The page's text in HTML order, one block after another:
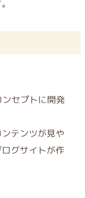
ンセプトに開発
テンツが見や
グサイトが作